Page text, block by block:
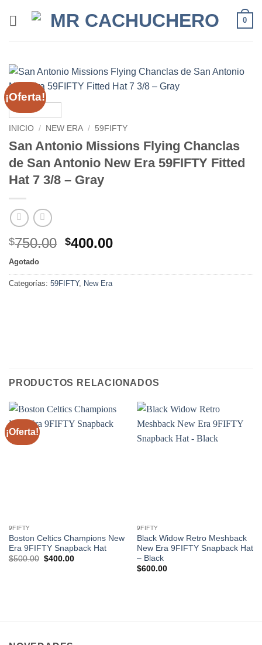
0
¡Oferta!
INICIO / NEW ERA / 59FIFTY
San Antonio Missions Flying Chanclas
de San Antonio New Era 59FIFTY Fitted
Hat 7 3/8 – Gray
$750.00 $400.00
Agotado
Categorías: 59FIFTY, New Era
PRODUCTOS RELACIONADOS
¡Oferta!
9FIFTY
Boston Celtics Champions New
Era 9FIFTY Snapback Hat
$500.00 $400.00
9FIFTY
Black Widow Retro Meshback
New Era 9FIFTY Snapback Hat
– Black
$600.00